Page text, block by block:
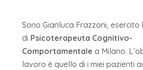
Sono Gianluca Frazzoni,
di Psicoterapeuta Cognitivo-
Comportamentale a Milano.
lavoro è quello di i miei pazienti